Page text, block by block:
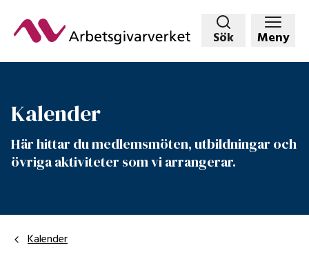
Sök Meny
Kalender
Här hittar du medlemsmöten, utbildningar och
övriga aktiviteter som vi arrangerar.
Kalender